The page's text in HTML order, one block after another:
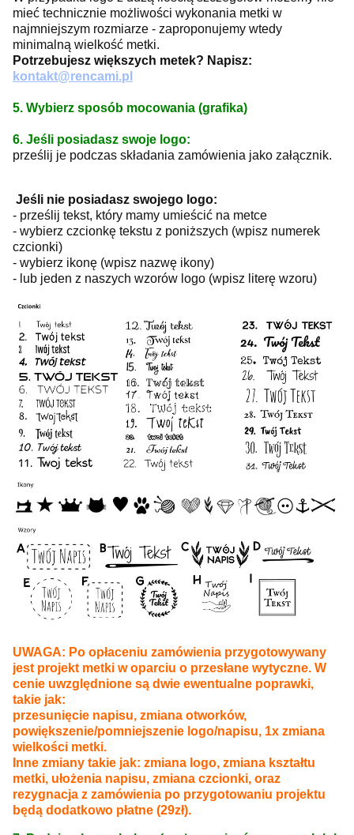
mieć technicznie możliwości wykonania metki w
najmniejszym rozmiarze - zaproponujemy wtedy
minimalną wielkość metki.
Potrzebujesz większych metek? Napisz:
kontakt@rencami.pl
5. Wybierz sposób mocowania (grafika)
6. Jeśli posiadasz swoje logo:
prześlij je podczas składania zamówienia jako załącznik.
Jeśli nie posiadasz swojego logo:
- prześlij tekst, który mamy umieścić na metce
- wybierz czcionkę tekstu z poniższych (wpisz numerek
czcionki)
- wybierz ikonę (wpisz nazwę ikony)
- lub jeden z naszych wzorów logo (wpisz literę wzoru)
UWAGA: Po opłaceniu zamówienia przygotowywany
jest projekt metki w oparciu o przesłane wytyczne. W
cenie uwzględnione są dwie ewentualne poprawki,
takie jak:
przesunięcie napisu, zmiana otworków,
powiększenie/pomniejszenie logo/napisu, 1x zmiana
wielkości metki.
Inne zmiany takie jak: zmiana logo, zmiana kształtu
metki, ułożenia napisu, zmiana czcionki, oraz
rezygnacja z zamówienia po przygotowaniu projektu
będą dodatkowo płatne (29zł).